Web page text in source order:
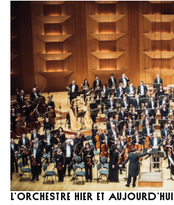
L’orchestre hier et aujourd’hui